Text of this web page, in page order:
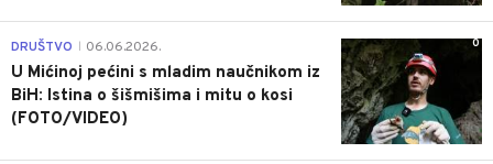
0
DRUŠTVO 06.06.2026.
U Mićinoj pećini s mladim naučnikom iz
BiH: Istina o šišmišima i mitu o kosi
(FOTO/VIDEO)